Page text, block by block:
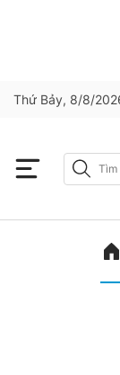
Thứ Bảy, 8/8/